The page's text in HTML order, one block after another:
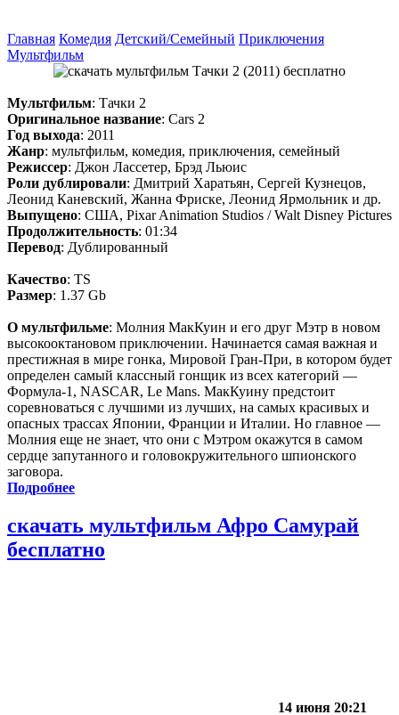
Главная Комедия Детский/Семейный Приключения
Мультфильм
Мультфильм: Тачки 2
Оригинальное название: Cars 2
Год выхода: 2011
Жанр: мультфильм, комедия, приключения, семейный
Режиссер: Джон Лассетер, Брэд Льюис
Роли дублировали: Дмитрий Харатьян, Сергей Кузнецов,
Леонид Каневский, Жанна Фриске, Леонид Ярмольник и др.
Выпущено: США, Pixar Animation Studios / Walt Disney Pictures
Продолжительность: 01:34
Перевод: Дублированный
Качество: TS
Размер: 1.37 Gb
О мультфильме: Молния МакКуин и его друг Мэтр в новом
высокооктановом приключении. Начинается самая важная и
престижная в мире гонка, Мировой Гран-При, в котором будет
определен самый классный гонщик из всех категорий —
Формула-1, NASCAR, Le Mans. МакКуину предстоит
соревноваться с лучшими из лучших, на самых красивых и
опасных трассах Японии, Франции и Италии. Но главное —
Молния еще не знает, что они с Мэтром окажутся в самом
сердце запутанного и головокружительного шпионского
заговора.
Подробнее
скачать мультфильм Афро Самурай
бесплатно
14 июня 20:21